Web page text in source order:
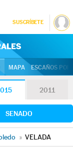
SUSCRÍBETE
MAPA ESCAÑOS
2011
SENADO
» VELADA